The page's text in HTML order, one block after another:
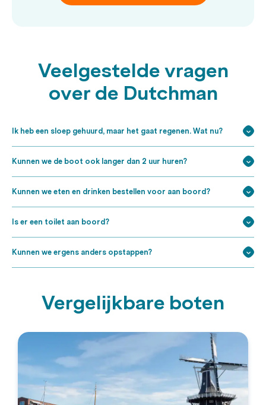
Veelgestelde vragen
over de Dutchman
Ik heb een sloep gehuurd, maar het gaat regenen. Wat nu?
Kunnen we de boot ook langer dan 2 uur huren?
Kunnen we eten en drinken bestellen voor aan boord?
Is er een toilet aan boord?
Kunnen we ergens anders opstappen?
Vergelijkbare boten